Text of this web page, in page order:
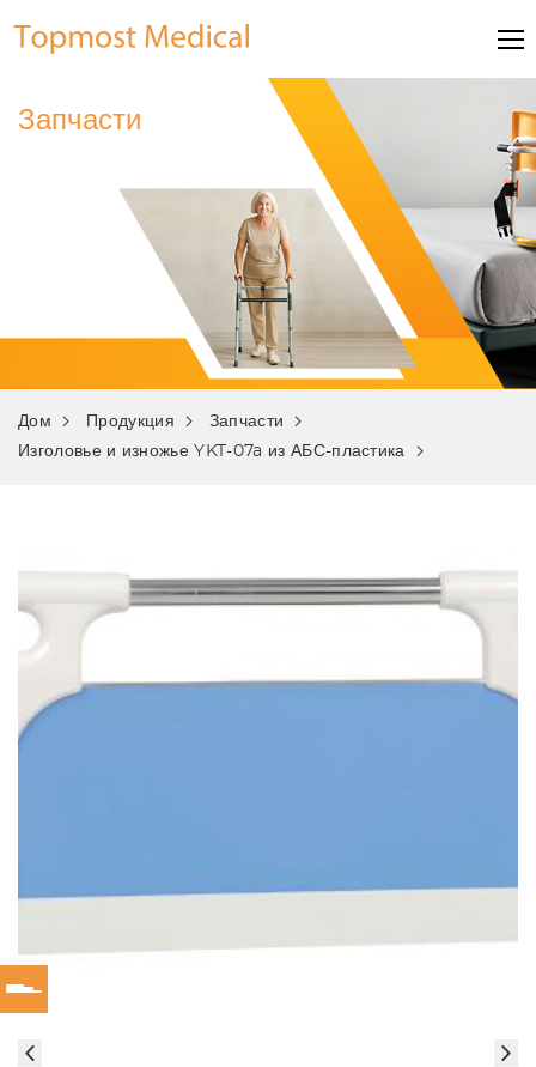
Запчасти
Дом Продукция
Запчасти
Изголовье и изножье YKT-07a из АБС-пластика